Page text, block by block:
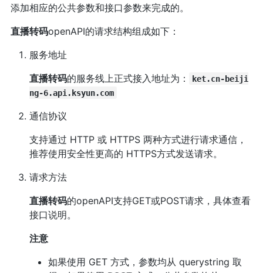
添加相应的公共参数和接口参数来完成的。
直播转码openAPI的请求结构组成如下：
服务地址
直播转码的服务线上正式接入地址为：
ket.cn-beiji
ng-6.api.ksyun.com
通信协议
支持通过 HTTP 或 HTTPS 两种方式进行请求通信，
推荐使用安全性更高的 HTTPS方式发送请求。
请求方法
直播转码的openAPI支持GET或POST请求，具体查看
接口说明。
注意
如果使用 GET 方式，参数均从 querystring 取